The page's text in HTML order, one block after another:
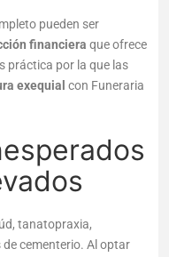
pueden ser
financiera que ofrece
práctica por la que las
exequial con Funeraria
tanatopraxia,
cementerio. Al optar